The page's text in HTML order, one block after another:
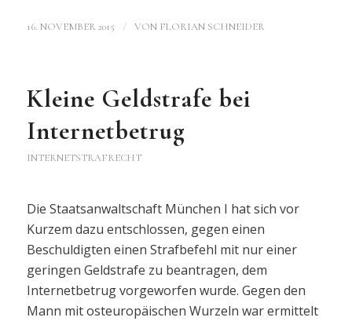
16. NOVEMBER 2015 / VON FLORIAN SCHNEIDER
Kleine Geldstrafe bei
Internetbetrug
INTERNETSTRAFRECHT
Die Staatsanwaltschaft München I hat sich vor
Kurzem dazu entschlossen, gegen einen
Beschuldigten einen Strafbefehl mit nur einer
geringen Geldstrafe zu beantragen, dem
Internetbetrug vorgeworfen wurde. Gegen den
Mann mit osteuropäischen Wurzeln war ermittelt